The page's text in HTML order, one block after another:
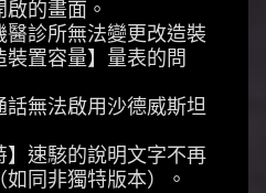
的畫面。
醫診所無法變更改造裝
裝置容量】量表的問
話無法啟用沙德威斯坦
】速駭的說明文字不再
同非獨特版本）。